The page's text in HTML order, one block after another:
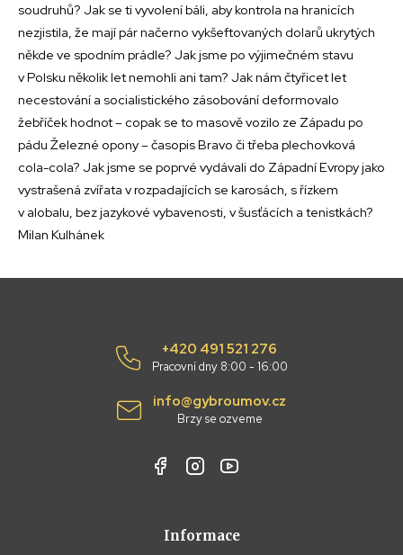
soudruhů? Jak se ti vyvolení báli, aby kontrola na hranicích
nezjistila, že mají pár načerno vykšeftovaných dolarů ukrytých
někde ve spodním prádle? Jak jsme po výjimečném stavu
v Polsku několik let nemohli ani tam? Jak nám čtyřicet let
necestování a socialistického zásobování deformovalo
žebříček hodnot – copak se to masově vozilo ze Západu po
pádu Železné opony – časopis Bravo či třeba plechovková
cola-cola? Jak jsme se poprvé vydávali do Západní Evropy jako
vystrašená zvířata v rozpadajících se karosách, s řízkem
v alobalu, bez jazykové vybavenosti, v šusťácích a tenistkách?
Milan Kulhánek
+420 491 521 276
Pracovní dny 8:00 - 16:00
info@gybroumov.cz
Brzy se ozveme
Informace